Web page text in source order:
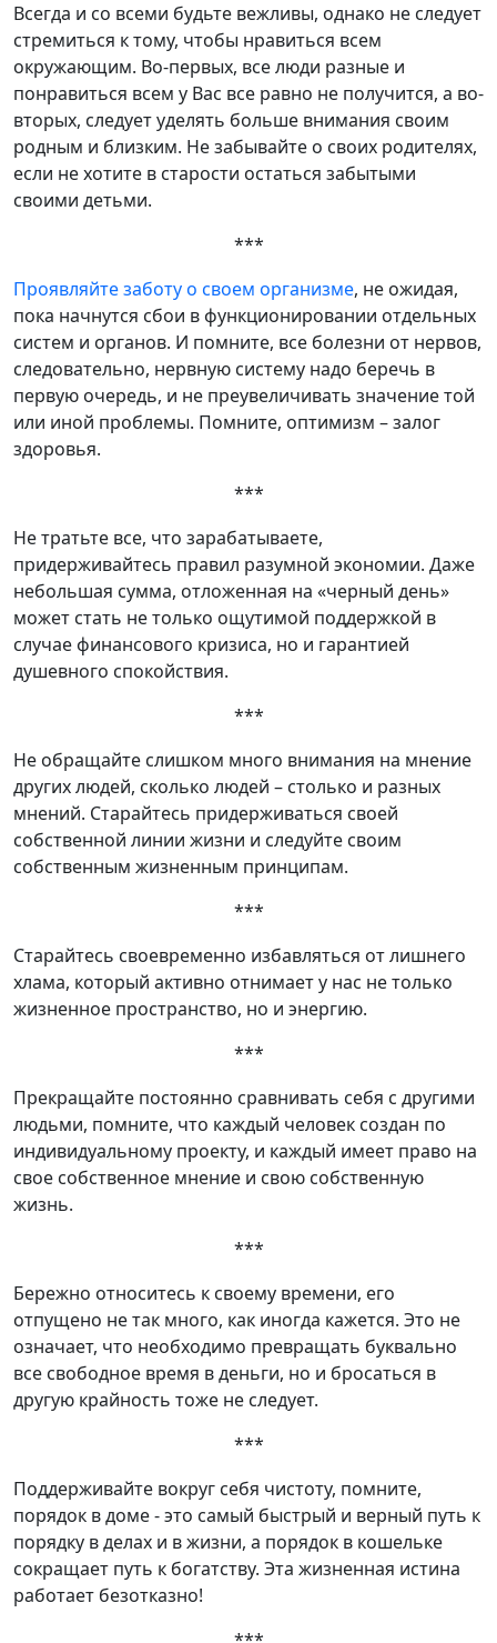
Всегда и со всеми будьте вежливы, однако не следует
стремиться к тому, чтобы нравиться всем
окружающим. Во-первых, все люди разные и
понравиться всем у Вас все равно не получится, а во-
вторых, следует уделять больше внимания своим
родным и близким. Не забывайте о своих родителях,
если не хотите в старости остаться забытыми
своими детьми.
***
Проявляйте заботу о своем организме, не ожидая,
пока начнутся сбои в функционировании отдельных
систем и органов. И помните, все болезни от нервов,
следовательно, нервную систему надо беречь в
первую очередь, и не преувеличивать значение той
или иной проблемы. Помните, оптимизм – залог
здоровья.
***
Не тратьте все, что зарабатываете,
придерживайтесь правил разумной экономии. Даже
небольшая сумма, отложенная на «черный день»
может стать не только ощутимой поддержкой в
случае финансового кризиса, но и гарантией
душевного спокойствия.
***
Не обращайте слишком много внимания на мнение
других людей, сколько людей – столько и разных
мнений. Старайтесь придерживаться своей
собственной линии жизни и следуйте своим
собственным жизненным принципам.
***
Старайтесь своевременно избавляться от лишнего
хлама, который активно отнимает у нас не только
жизненное пространство, но и энергию.
***
Прекращайте постоянно сравнивать себя с другими
людьми, помните, что каждый человек создан по
индивидуальному проекту, и каждый имеет право на
свое собственное мнение и свою собственную
жизнь.
***
Бережно относитесь к своему времени, его
отпущено не так много, как иногда кажется. Это не
означает, что необходимо превращать буквально
все свободное время в деньги, но и бросаться в
другую крайность тоже не следует.
***
Поддерживайте вокруг себя чистоту, помните,
порядок в доме - это самый быстрый и верный путь к
порядку в делах и в жизни, а порядок в кошельке
сокращает путь к богатству. Эта жизненная истина
работает безотказно!